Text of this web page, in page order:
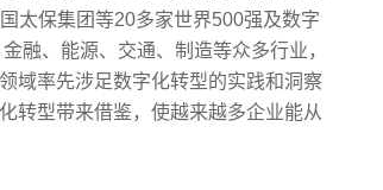
太保集团等20多家世界500强及数字
融、能源、交通、制造等众多行业，
域率先涉足数字化转型的实践和洞察
转型带来借鉴，使越来越多企业能从